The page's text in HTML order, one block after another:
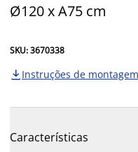
Ø120 x A75 cm
SKU: 3670338
 Instruções de montagem
Características